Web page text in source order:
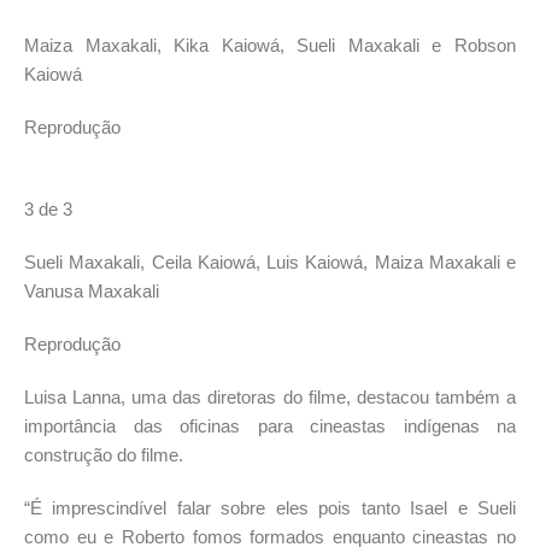
Maiza Maxakali, Kika Kaiowá, Sueli Maxakali e Robson
Kaiowá
Reprodução
3 de 3
Sueli Maxakali, Ceila Kaiowá, Luis Kaiowá, Maiza Maxakali e
Vanusa Maxakali
Reprodução
Luisa Lanna, uma das diretoras do filme, destacou também a
importância das oficinas para cineastas indígenas na
construção do filme.
“É imprescindível falar sobre eles pois tanto Isael e Sueli
como eu e Roberto fomos formados enquanto cineastas no